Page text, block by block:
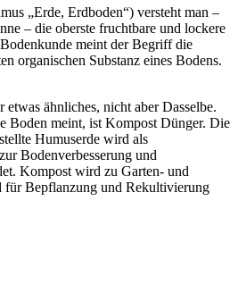
„Erde, Erdboden“) versteht man –
– die oberste fruchtbare und lockere
meint der Begriff die
organischen Substanz eines Bodens.
ähnliches, nicht aber Dasselbe.
Boden meint, ist Kompost Dünger. Die
Humuserde wird als
Bodenverbesserung und
Kompost wird zu Garten- und
für Bepflanzung und Rekultivierung